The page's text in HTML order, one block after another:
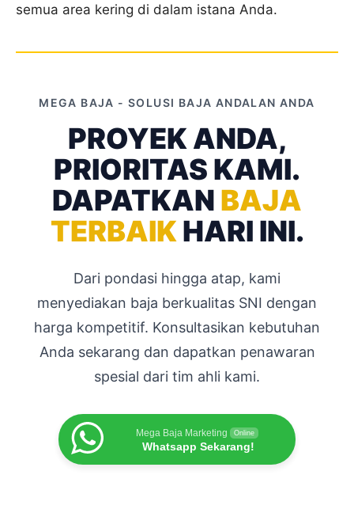
semua area kering di dalam istana Anda.
MEGA BAJA - SOLUSI BAJA ANDALAN ANDA
PROYEK ANDA,
PRIORITAS KAMI.
DAPATKAN BAJA
TERBAIK HARI INI.
Dari pondasi hingga atap, kami
menyediakan baja berkualitas SNI dengan
harga kompetitif. Konsultasikan kebutuhan
Anda sekarang dan dapatkan penawaran
spesial dari tim ahli kami.
Mega Baja Marketing Online
Whatsapp Sekarang!